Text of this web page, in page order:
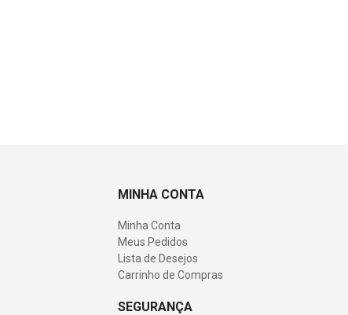
MINHA CONTA
Minha Conta
Meus Pedidos
Lista de Desejos
Carrinho de Compras
SEGURANÇA